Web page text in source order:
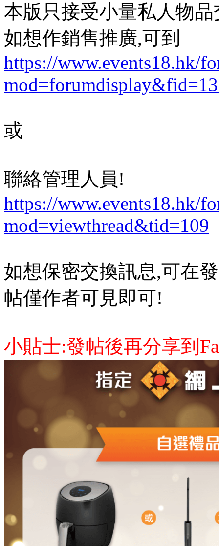
本版只接受小量私人物
如想作銷售推廣,可到
https://www.events18.hk/
或
聯絡管理人員!
https://www.events18.hk/
mod=viewthread&tid=109
如想保密交換訊息,可在
帖僅作者可見即可!
小貼士:發帖後再分享到